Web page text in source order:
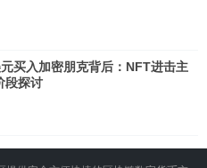
买入加密朋克背后：NFT进击主
段探讨